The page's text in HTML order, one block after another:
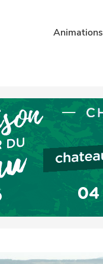
Animations